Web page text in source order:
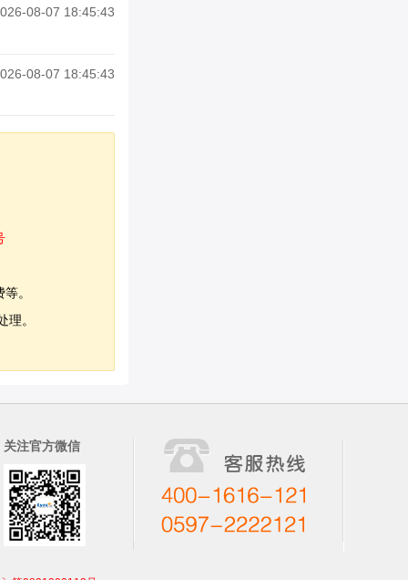
08-07 18:45:43
08-07 18:45:43
。
。
关注官方微信